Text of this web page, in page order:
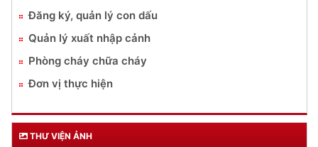
Đăng ký, quản lý con dấu
Quản lý xuất nhập cảnh
Phòng cháy chữa cháy
Đơn vị thực hiện
THƯ VIỆN ẢNH